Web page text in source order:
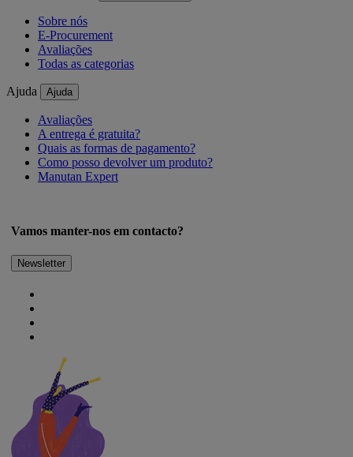
Sobre nós
E-Procurement
Avaliações
Todas as categorias
Ajuda Ajuda
Avaliações
A entrega é gratuita?
Quais as formas de pagamento?
Como posso devolver um produto?
Manutan Expert
Vamos manter-nos em contacto?
Newsletter